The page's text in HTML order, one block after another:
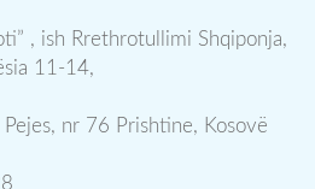
, ish Rrethrotullimi Shqiponja,
11-14,
nr 76 Prishtine, Kosovë